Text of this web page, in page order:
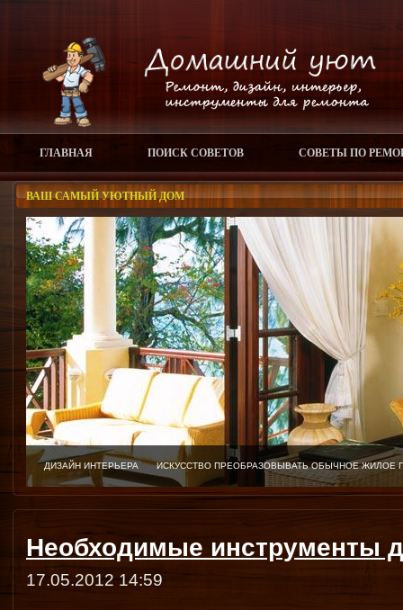
ГЛАВНАЯ ПОИСК СОВЕТОВ СОВЕТЫ ПО
ВАШ САМЫЙ УЮТНЫЙ ДОМ
ДИЗАЙН ИНТЕРЬЕРА ИСКУССТВО ПРЕОБРАЗОВЫВАТЬ ОБЫЧНОЕ
Необходимые инструменты
17.05.2012 14:59